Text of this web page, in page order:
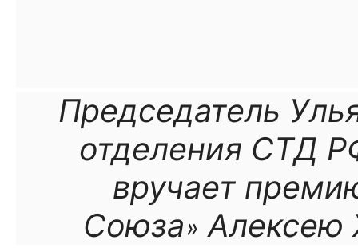
Председатель
отделения СТД
вручает
Союза» Алексею